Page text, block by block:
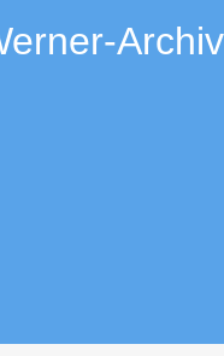
Archiv